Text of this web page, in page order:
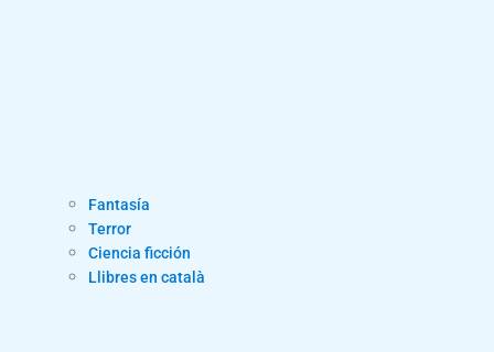
Fantasía
Terror
Ciencia ficción
Llibres en català